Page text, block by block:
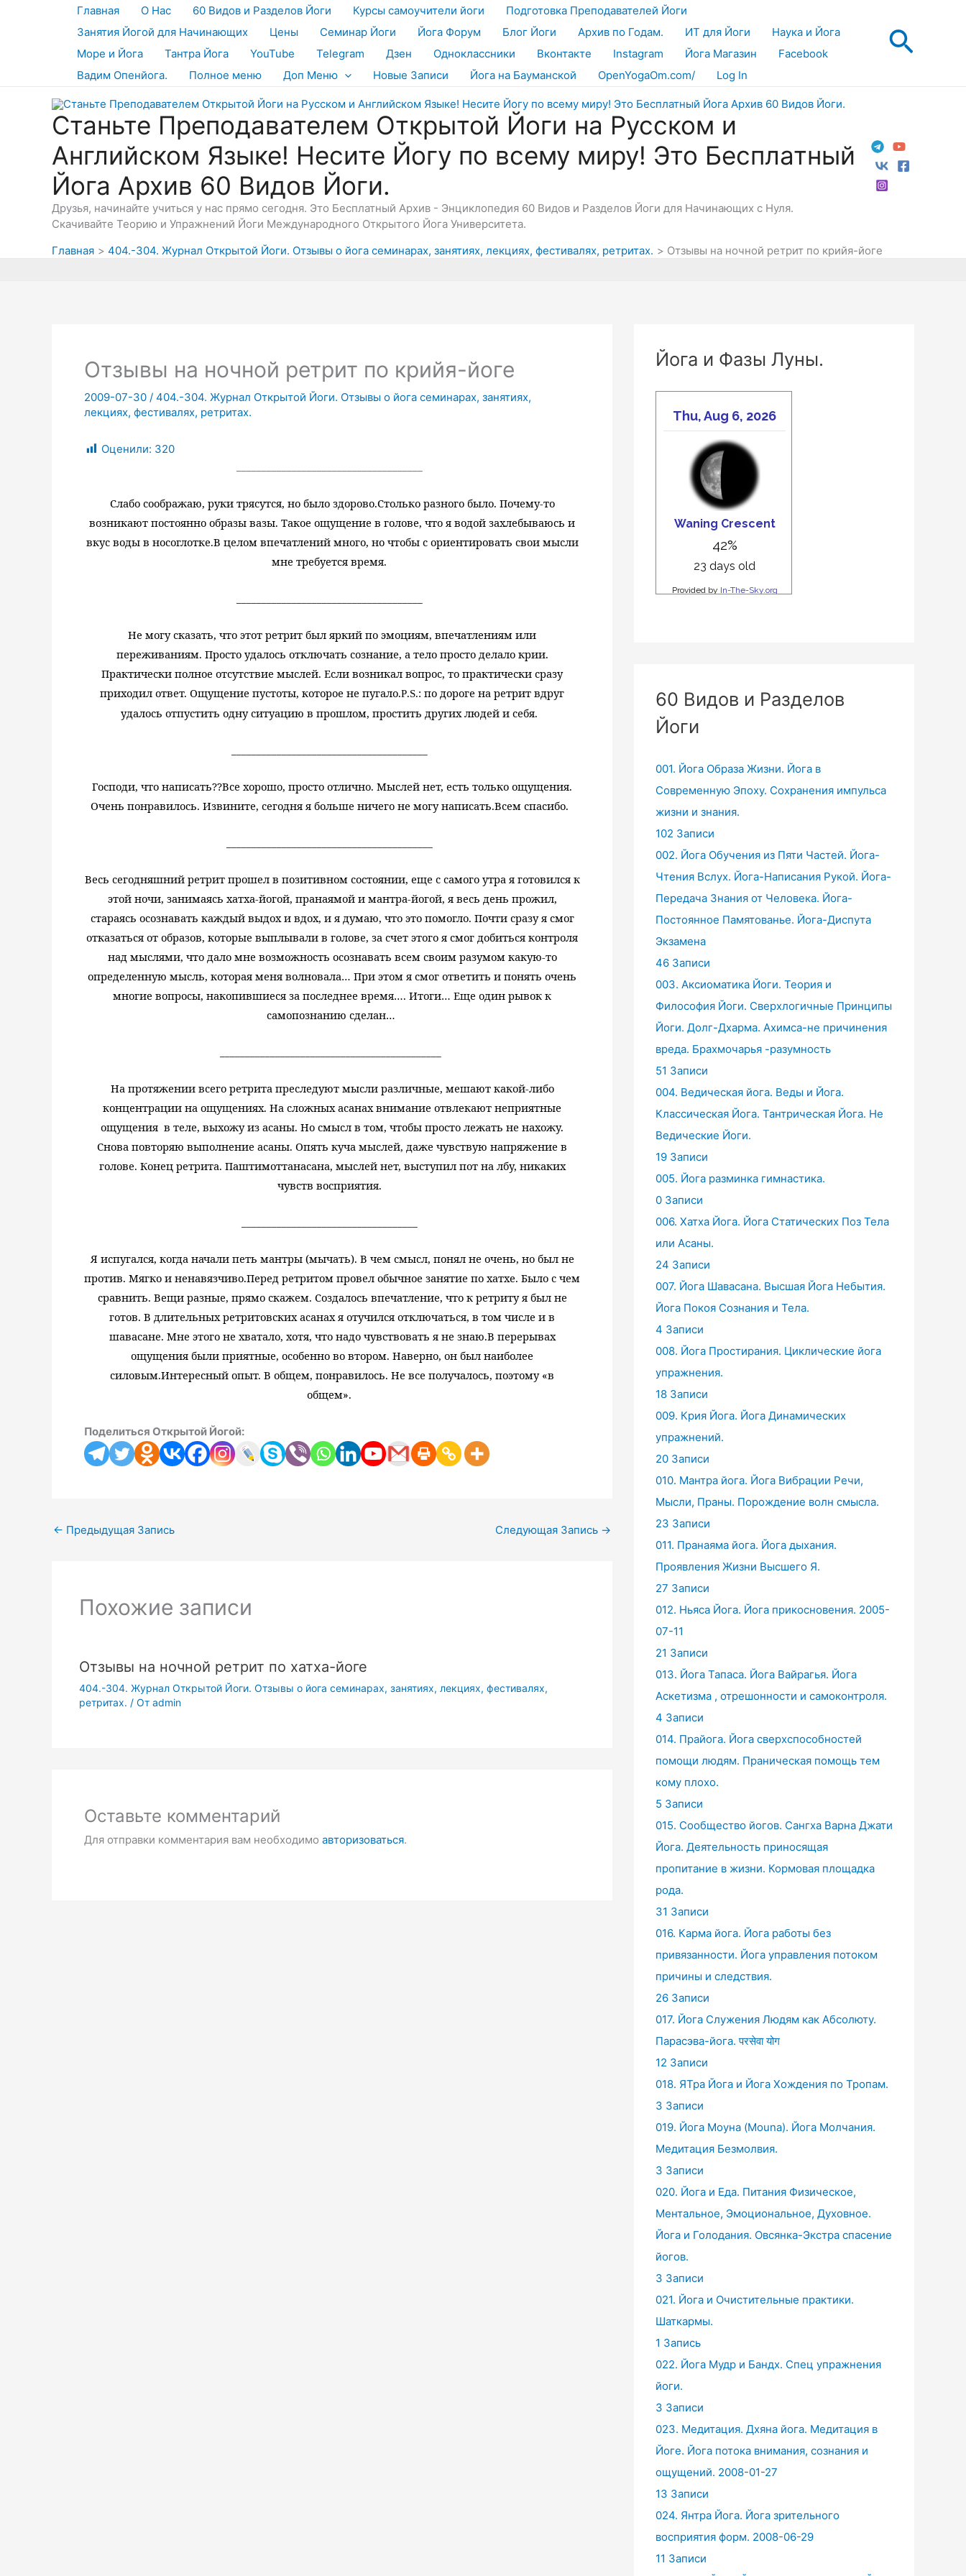
Главная О Нас 60 Видов и Разделов Йоги Курсы самоучители йоги
Подготовка Преподавателей Йоги
Занятия Йогой для Начинающих
Цены Семинар Йоги Йога Форум Блог Йоги Архив по Годам. ИТ для Йоги
Наука и Йога
Море и Йога
Тантра Йога YouTube Telegram Дзен Одноклассники Вконтакте Instagram Йога Магазин
Facebook
Вадим Опенйога.
Полное меню Доп Меню Новые Записи Йога на Бауманской OpenYogaOm.com/ Log In
Станьте Преподавателем Открытой Йоги на Русском и
Английском Языке! Несите Йогу по всему миру! Это Бесплатный
Йога Архив 60 Видов Йоги.
Друзья, начинайте учиться у нас прямо сегодня. Это Бесплатный Архив - Энциклопедия 60 Видов и Разделов Йоги для Начинающих с Нуля.
Скачивайте Теорию и Упражнений Йоги Международного Открытого Йога Университета.
Главная
404.-304. Журнал Открытой Йоги. Отзывы о йога семинарах, занятиях, лекциях, фестивалях, ретритах. Отзывы на ночной ретрит по крийя-йоге
Отзывы на ночной ретрит по крийя-йоге
2009-07-30 / 404.-304. Журнал Открытой Йоги. Отзывы о йога семинарах, занятиях,
лекциях, фестивалях, ретритах.
Оценили: 320
Слабо соображаю, руки трясутся, но было здорово.Столько разного было. Почему-то
возникают постоянно образы вазы. Такое ощущение в голове, что я водой захлебываюсь и
вкус воды в носоглотке.В целом впечатлений много, но чтобы с ориентировать свои мысли
мне требуется время.
Не могу сказать, что этот ретрит был яркий по эмоциям, впечатлениям или
переживаниям. Просто удалось отключать сознание, а тело просто делало крии.
Практически полное отсутствие мыслей. Если возникал вопрос, то практически сразу
приходил ответ. Ощущение пустоты, которое не пугало.P.S.: по дороге на ретрит вдруг
удалось отпустить одну ситуацию в прошлом, простить других людей и себя.
Господи, что написать??Все хорошо, просто отлично. Мыслей нет, есть только ощущения.
Очень понравилось. Извините, сегодня я больше ничего не могу написать.Всем спасибо.
Весь сегодняшний ретрит прошел в позитивном состоянии, еще с самого утра я готовился к
этой ночи, занимаясь хатха-йогой, пранаямой и мантра-йогой, я весь день прожил,
стараясь осознавать каждый выдох и вдох, и я думаю, что это помогло. Почти сразу я смог
отказаться от образов, которые выплывали в голове, за счет этого я смог добиться контроля
над мыслями, что дало мне возможность осознавать всем своим разумом какую-то
определенную мысль, которая меня волновала… При этом я смог ответить и понять очень
многие вопросы, накопившиеся за последнее время…. Итоги… Еще один рывок к
самопознанию сделан…
На протяжении всего ретрита преследуют мысли различные, мешают какой-либо
концентрации на ощущениях. На сложных асанах внимание отвлекают неприятные
ощущения в теле, выхожу из асаны. Но смысл в том, чтобы просто лежать не нахожу.
Снова повторяю выполнение асаны. Опять куча мыслей, даже чувствую напряжение в
голове. Конец ретрита. Паштимоттанасана, мыслей нет, выступил пот на лбу, никаких
чувств восприятия.
Я испугался, когда начали петь мантры (мычать). В чем смысл, понял не очень, но был не
против. Мягко и ненавязчиво.Перед ретритом провел обычное занятие по хатхе. Было с чем
сравнить. Вещи разные, прямо скажем. Создалось впечатление, что к ретриту я был не
готов. В длительных ретритовских асанах я отучился отключаться, в том числе и в
шавасане. Мне этого не хватало, хотя, что надо чувствовать я не знаю.В перерывах
ощущения были приятные, особенно во втором. Наверно, он был наиболее
силовым.Интересный опыт. В общем, понравилось. Не все получалось, поэтому «в
общем».
Поделиться Открытой Йогой:
← Предыдущая Запись Следующая Запись →
Похожие записи
Отзывы на ночной ретрит по хатха-йоге
404.-304. Журнал Открытой Йоги. Отзывы о йога семинарах, занятиях, лекциях, фестивалях,
ретритах. / От admin
Оставьте комментарий
Для отправки комментария вам необходимо авторизоваться.
Йога и Фазы Луны.
60 Видов и Разделов
Йоги
001. Йога Образа Жизни. Йога в
Современную Эпоху. Сохранения импульса
жизни и знания.
102 Записи
002. Йога Обучения из Пяти Частей. Йога-
Чтения Вслух. Йога-Написания Рукой. Йога-
Передача Знания от Человека. Йога-
Постоянное Памятованье. Йога-Диспута
Экзамена
46 Записи
003. Аксиоматика Йоги. Теория и
Философия Йоги. Сверхлогичные Принципы
Йоги. Долг-Дхарма. Ахимса-не причинения
вреда. Брахмочарья -разумность
51 Записи
004. Ведическая йога. Веды и Йога.
Классическая Йога. Тантрическая Йога. Не
Ведические Йоги.
19 Записи
005. Йога разминка гимнастика.
0 Записи
006. Хатха Йога. Йога Статических Поз Тела
или Асаны.
24 Записи
007. Йога Шавасана. Высшая Йога Небытия.
Йога Покоя Сознания и Тела.
4 Записи
008. Йога Простирания. Циклические йога
упражнения.
18 Записи
009. Крия Йога. Йога Динамических
упражнений.
20 Записи
010. Мантра йога. Йога Вибрации Речи,
Мысли, Праны. Порождение волн смысла.
23 Записи
011. Пранаяма йога. Йога дыхания.
Проявления Жизни Высшего Я.
27 Записи
012. Ньяса Йога. Йога прикосновения. 2005-
07-11
21 Записи
013. Йога Тапаса. Йога Вайрагья. Йога
Аскетизма , отрешонности и самоконтроля.
4 Записи
014. Прайога. Йога сверхспособностей
помощи людям. Праническая помощь тем
кому плохо.
5 Записи
015. Сообщество йогов. Сангха Варна Джати
Йога. Деятельность приносящая
пропитание в жизни. Кормовая площадка
рода.
31 Записи
016. Карма йога. Йога работы без
привязанности. Йога управления потоком
причины и следствия.
26 Записи
017. Йога Служения Людям как Абсолюту.
Парасэва-йога. परसेवा योग
12 Записи
018. ЯТра Йога и Йога Хождения по Тропам.
3 Записи
019. Йога Моуна (Mouna). Йога Молчания.
Медитация Безмолвия.
3 Записи
020. Йога и Еда. Питания Физическое,
Ментальное, Эмоциональное, Духовное.
Йога и Голодания. Овсянка-Экстра спасение
йогов.
3 Записи
021. Йога и Очистительные практики.
Шаткармы.
1 Запись
022. Йога Мудр и Бандх. Спец упражнения
йоги.
3 Записи
023. Медитация. Дхяна йога. Медитация в
Йоге. Йога потока внимания, сознания и
ощущений. 2008-01-27
13 Записи
024. Янтра Йога. Йога зрительного
восприятия форм. 2008-06-29
11 Записи